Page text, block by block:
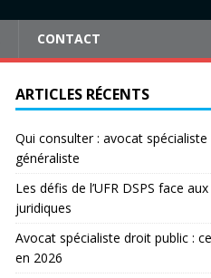
CONTACT
ARTICLES RÉCENTS
Qui consulter : avocat
généraliste
Les défis de l’UFR DSPS face
juridiques
Avocat spécialiste droit public :
en 2026